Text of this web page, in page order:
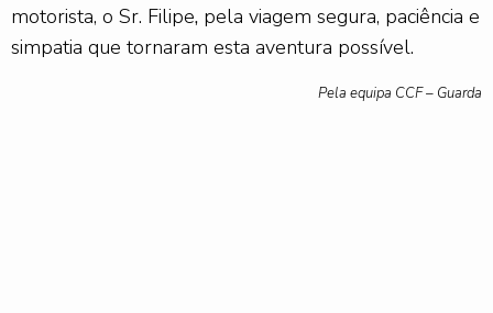
motorista, o Sr. Filipe, pela viagem segura, paciência e
simpatia que tornaram esta aventura possível.
Pela equipa CCF – Guarda